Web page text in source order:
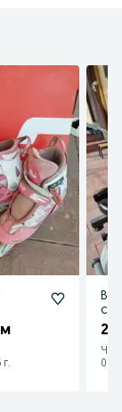
г.
2
01